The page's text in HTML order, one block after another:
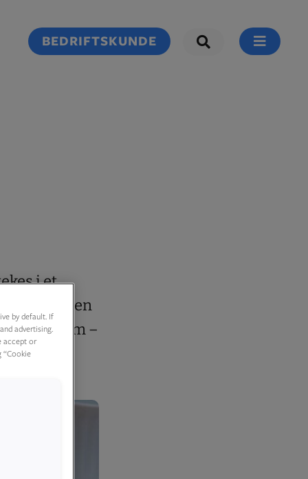
BEDRIFTSKUNDE
i et
stekes i den
multekrem –
by default. If
advertising.
accept or